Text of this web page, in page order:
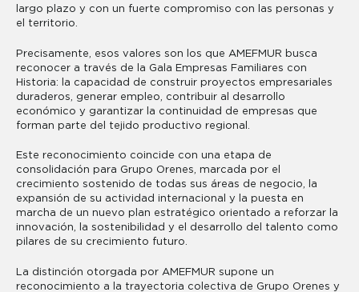
largo plazo y con un fuerte compromiso con las personas y
el territorio.
Precisamente, esos valores son los que AMEFMUR busca
reconocer a través de la Gala Empresas Familiares con
Historia: la capacidad de construir proyectos empresariales
duraderos, generar empleo, contribuir al desarrollo
económico y garantizar la continuidad de empresas que
forman parte del tejido productivo regional.
Este reconocimiento coincide con una etapa de
consolidación para Grupo Orenes, marcada por el
crecimiento sostenido de todas sus áreas de negocio, la
expansión de su actividad internacional y la puesta en
marcha de un nuevo plan estratégico orientado a reforzar la
innovación, la sostenibilidad y el desarrollo del talento como
pilares de su crecimiento futuro.
La distinción otorgada por AMEFMUR supone un
reconocimiento a la trayectoria colectiva de Grupo Orenes y